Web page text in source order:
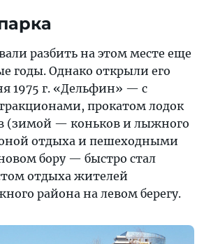
разбить на этом месте еще
годы. Однако открыли его
1975 г. «Дельфин» — с
прокатом лодок
(зимой — коньков и лыжного
отдыха и пешеходными
бору — быстро стал
отдыха жителей
района на левом берегу.